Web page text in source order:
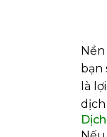
bạn
là